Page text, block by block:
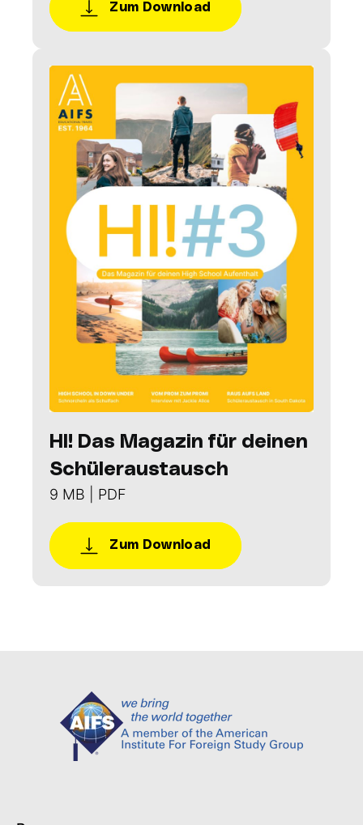
Zum Download
HI! Das Magazin für deinen
Schüleraustausch
9 MB | PDF
Zum Download